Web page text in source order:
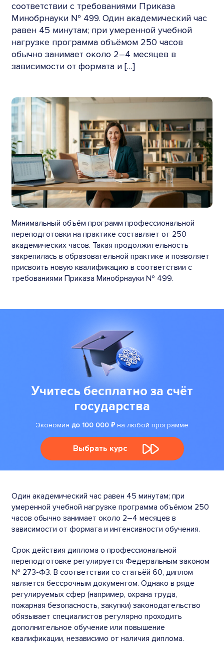
соответствии с требованиями Приказа
Минобрнауки № 499. Один академический час
равен 45 минутам; при умеренной учебной
нагрузке программа объёмом 250 часов
обычно занимает около 2–4 месяцев в
зависимости от формата и […]
Минимальный объём программ профессиональной
переподготовки на практике составляет от 250
академических часов. Такая продолжительность
закрепилась в образовательной практике и позволяет
присвоить новую квалификацию в соответствии с
требованиями Приказа Минобрнауки № 499.
Учитесь бесплатно за счёт
государства
Экономия до 100 000 ₽на любой программе
Выбрать курс
Один академический час равен 45 минутам; при
умеренной учебной нагрузке программа объёмом 250
часов обычно занимает около 2–4 месяцев в
зависимости от формата и интенсивности обучения.
Срок действия диплома о профессиональной
переподготовке регулируется Федеральным законом
№ 273-ФЗ. В соответствии со статьёй 60, диплом
является бессрочным документом. Однако в ряде
регулируемых сфер (например, охрана труда,
пожарная безопасность, закупки) законодательство
обязывает специалистов регулярно проходить
дополнительное обучение или повышение
квалификации, независимо от наличия диплома.